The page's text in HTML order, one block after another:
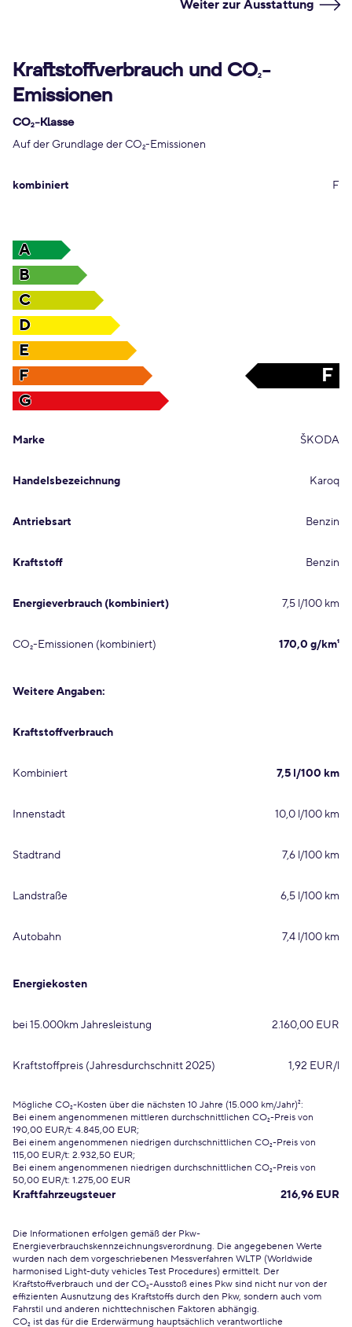
Weiter zur Ausstattung
Kraftstoffverbrauch und CO2-
Emissionen
CO2-Klasse
Auf der Grundlage der CO2-Emissionen
kombiniert F
A
B
C
D
E
F
F
G
Marke ŠKODA
Handelsbezeichnung Karoq
Antriebsart Benzin
Kraftstoff Benzin
Energieverbrauch (kombiniert) 7,5 l/100 km
CO₂-Emissionen (kombiniert) 170,0 g/km¹
Weitere Angaben:
Kraftstoffverbrauch
Kombiniert 7,5 l/100 km
Innenstadt 10,0 l/100 km
Stadtrand 7,6 l/100 km
Landstraße 6,5 l/100 km
Autobahn 7,4 l/100 km
Energiekosten
bei 15.000km Jahresleistung 2.160,00 EUR
Kraftstoffpreis (Jahresdurchschnitt 2025) 1,92 EUR/l
Mögliche CO₂-Kosten über die nächsten 10 Jahre (15.000 km/Jahr)²:
Bei einem angenommenen mittleren durchschnittlichen CO₂-Preis von
190,00 EUR/t: 4.845,00 EUR;
Bei einem angenommenen niedrigen durchschnittlichen CO₂-Preis von
115,00 EUR/t: 2.932,50 EUR;
Bei einem angenommenen niedrigen durchschnittlichen CO₂-Preis von
50,00 EUR/t: 1.275,00 EUR
Kraftfahrzeugsteuer 216,96 EUR
Die Informationen erfolgen gemäß der Pkw-
Energieverbrauchskennzeichnungsverordnung. Die angegebenen Werte
wurden nach dem vorgeschriebenen Messverfahren WLTP (Worldwide
harmonised Light-duty vehicles Test Procedures) ermittelt. Der
Kraftstoffverbrauch und der CO₂-Ausstoß eines Pkw sind nicht nur von der
effizienten Ausnutzung des Kraftstoffs durch den Pkw, sondern auch vom
Fahrstil und anderen nichttechnischen Faktoren abhängig.
CO₂ ist das für die Erderwärmung hauptsächlich verantwortliche